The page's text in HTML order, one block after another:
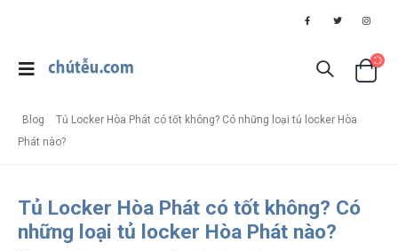
Blog
Tủ Locker Hòa Phát có tốt không? Có những loại tủ locker Hòa
Phát nào?
Tủ Locker Hòa Phát có tốt không? Có
những loại tủ locker Hòa Phát nào?